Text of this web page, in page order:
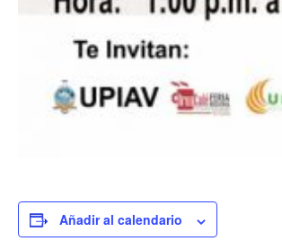
Añadir al calendario